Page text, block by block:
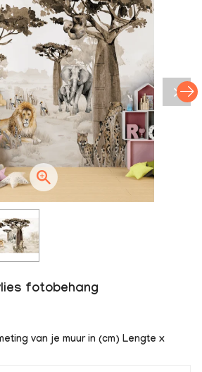
fotobehang
van je muur in (cm) Lengte x